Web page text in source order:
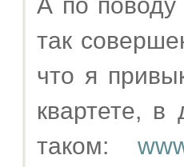
так
что я
квартете,
таком: